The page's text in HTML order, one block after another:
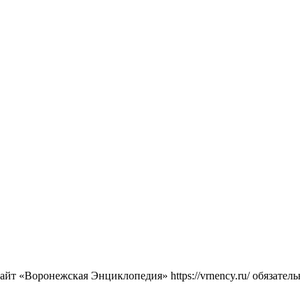
«Воронежская Энциклопедия» https://vrnency.ru/